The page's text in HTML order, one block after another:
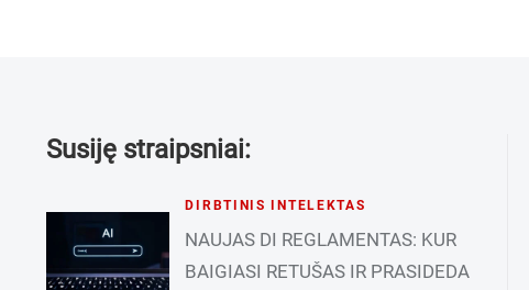
Susiję straipsniai:
DIRBTINIS INTELEKTAS
NAUJAS DI REGLAMENTAS: KUR
BAIGIASI RETUŠAS IR PRASIDEDA